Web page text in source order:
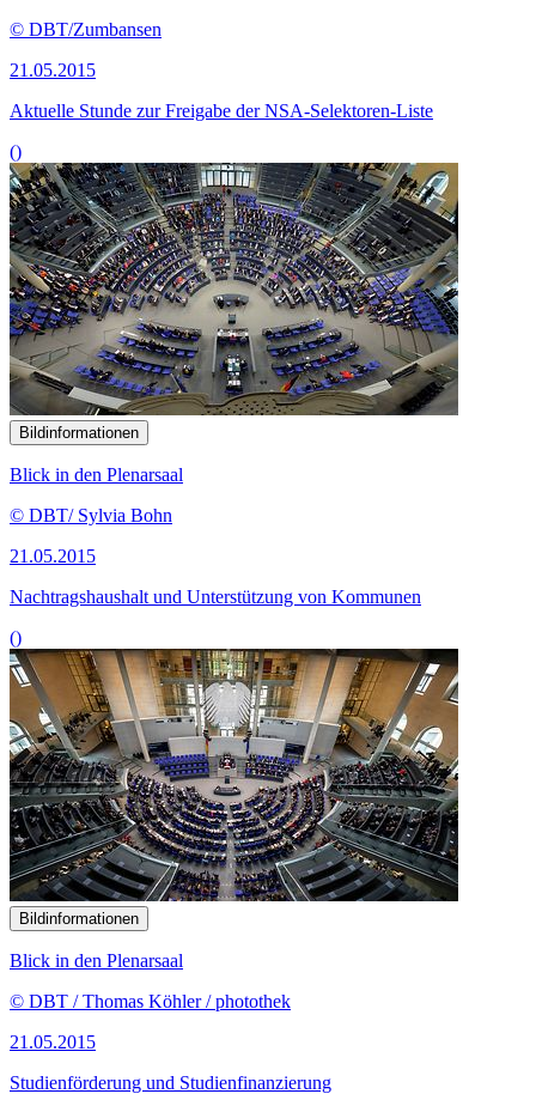
© DBT/Zumbansen
21.05.2015
Aktuelle Stunde zur Freigabe der NSA-Selektoren-Liste
()
Bildinformationen
Blick in den Plenarsaal
© DBT/ Sylvia Bohn
21.05.2015
Nachtragshaushalt und Unterstützung von Kommunen
()
Bildinformationen
Blick in den Plenarsaal
© DBT / Thomas Köhler / photothek
21.05.2015
Studienförderung und Studienfinanzierung